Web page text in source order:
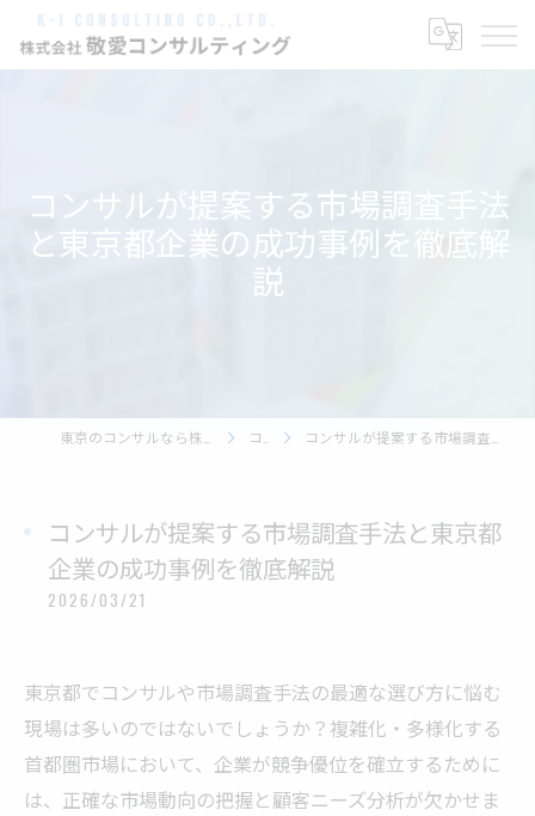
コンサルが提案する市場調査手法
と東京都企業の成功事例を徹底解
説
コラム コンサルが提案する市場調査手法と東京都企業の成功事例を徹底解説
コンサルが提案する市場調査手法と東京都
企業の成功事例を徹底解説
2026/03/21
東京都でコンサルや市場調査手法の最適な選び方に悩む
現場は多いのではないでしょうか？複雑化・多様化する
首都圏市場において、企業が競争優位を確立するために
は、正確な市場動向の把握と顧客ニーズ分析が欠かせま